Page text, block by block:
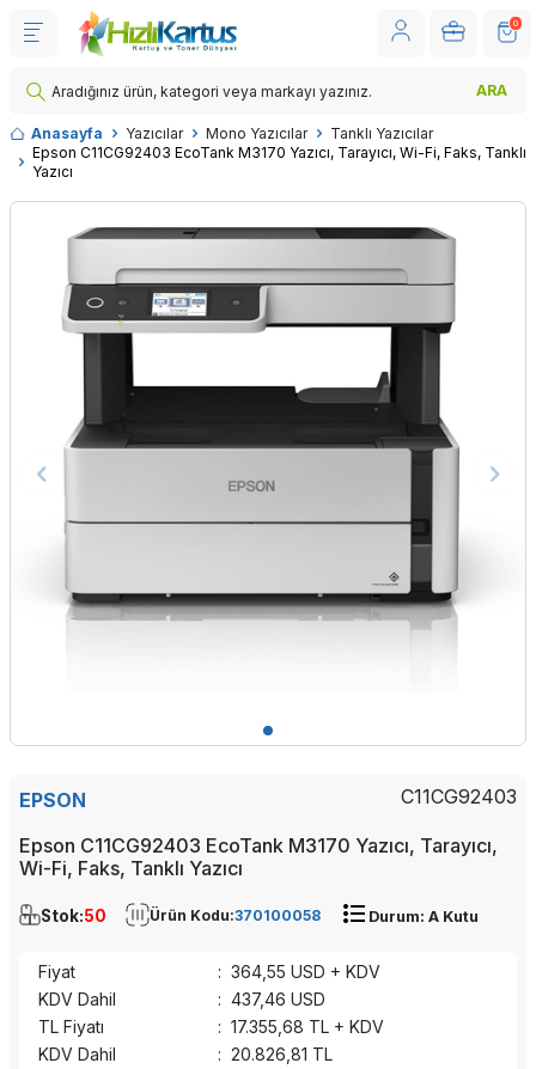
ARA
0
Anasayfa Yazıcılar Mono Yazıcılar
Tanklı Yazıcılar
Epson C11CG92403 EcoTank M3170 Yazıcı, Tarayıcı, Wi-Fi, Faks, Tanklı
Yazıcı
EPSON C11CG92403
Epson C11CG92403 EcoTank M3170 Yazıcı, Tarayıcı,
Wi-Fi, Faks, Tanklı Yazıcı
Stok:50 Ürün Kodu:370100058 Durum: A Kutu
Fiyat : 364,55 USD + KDV
KDV Dahil
: 437,46 USD
TL Fiyatı
: 17.355,68 TL + KDV
KDV Dahil
: 20.826,81 TL